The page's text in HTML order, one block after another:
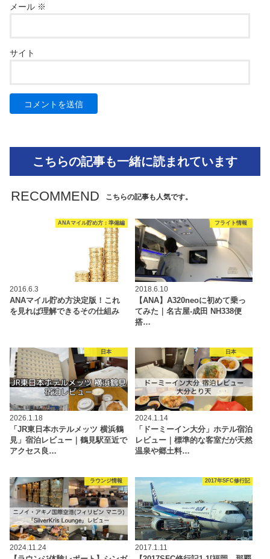
メール ※
サイト
こちらの記事も一緒に読まれています
RECOMMEND こちらの記事も人気です。
ANAマイル貯め方：準備編
2016.6.3
ANAマイル貯め方決定版！これ
を見れば理解できるその仕組み
フライト情報
2018.6.10
【ANA】A320neoに初めて乗っ
てみた｜名古屋-成田 NH338便
搭…
日本
2026.1.18
「JR東日本ホテルメッツ 横浜鶴
見」宿泊レビュー｜鶴見駅至近で
アクセス良…
日本
2024.1.14
「ドーミーイン大分」ホテル宿泊
レビュー｜標準的な客室だが天然
温泉や郷土料…
ラウンジ情報
2024.11.24
2017年SFC修行記
2017.1.11